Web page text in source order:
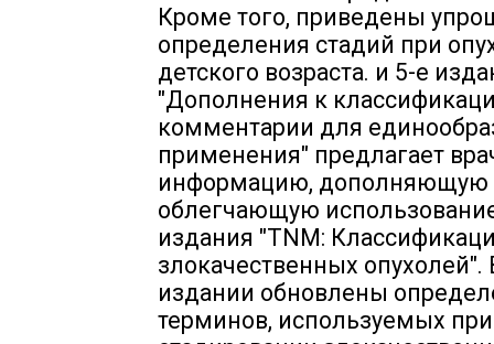
Кроме того, приведены
определения стадий при
детского возраста. и 5-е
"Дополнения к
комментарии для
применения" предлагает
информацию, дополняющую
облегчающую
издания "TNM:
злокачественных опухолей".
издании обновлены
терминов, используемых при